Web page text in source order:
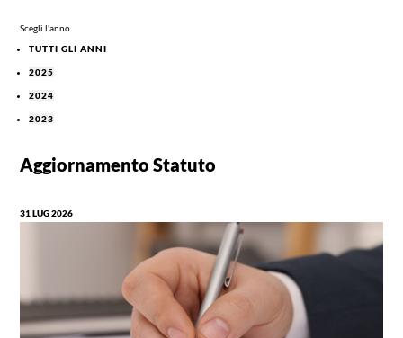
Scegli l'anno
TUTTI GLI ANNI
2025
2024
2023
Aggiornamento Statuto
31 LUG 2026